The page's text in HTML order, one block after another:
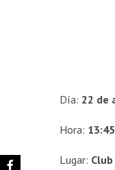
Día: 22 de
Hora: 13:45
Lugar: